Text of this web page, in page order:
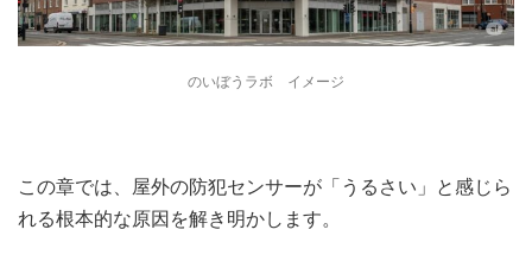
のいぼうラボ イメージ
この章では、屋外の防犯センサーが「うるさい」と感じら
れる根本的な原因を解き明かします。